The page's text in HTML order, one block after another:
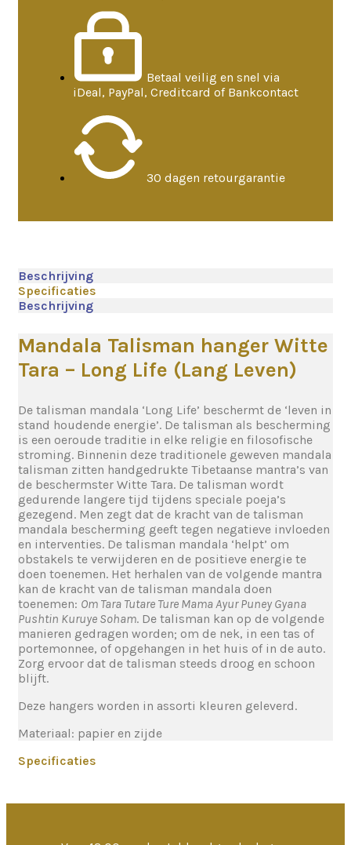
Betaal veilig en snel via
iDeal, PayPal, Creditcard of Bankcontact
30 dagen retourgarantie
Beschrijving
Specificaties
Beschrijving
Mandala Talisman hanger Witte
Tara – Long Life (Lang Leven)
De talisman mandala ‘Long Life’ beschermt de ‘leven in
stand houdende energie’. De talisman als bescherming
is een oeroude traditie in elke religie en filosofische
stroming. Binnenin deze traditionele geweven mandala
talisman zitten handgedrukte Tibetaanse mantra’s van
de beschermster Witte Tara. De talisman wordt
gedurende langere tijd tijdens speciale poeja’s
gezegend. Men zegt dat de kracht van de talisman
mandala bescherming geeft tegen negatieve invloeden
en interventies. De talisman mandala ‘helpt’ om
obstakels te verwijderen en de positieve energie te
doen toenemen. Het herhalen van de volgende mantra
kan de kracht van de talisman mandala doen
toenemen: Om Tara Tutare Ture Mama Ayur Puney Gyana
Pushtin Kuruye Soham. De talisman kan op de volgende
manieren gedragen worden; om de nek, in een tas of
portemonnee, of opgehangen in het huis of in de auto.
Zorg ervoor dat de talisman steeds droog en schoon
blijft.
Deze hangers worden in assorti kleuren geleverd.
Materiaal: papier en zijde
Specificaties